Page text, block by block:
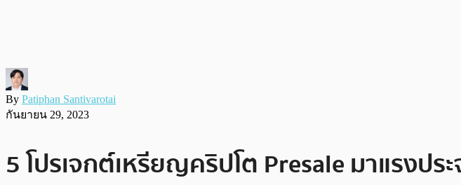
By Patiphan Santivarotai
กันยายน 29, 2023
5 โปรเจกต์เหรียญคริปโต Presale มาแรงป